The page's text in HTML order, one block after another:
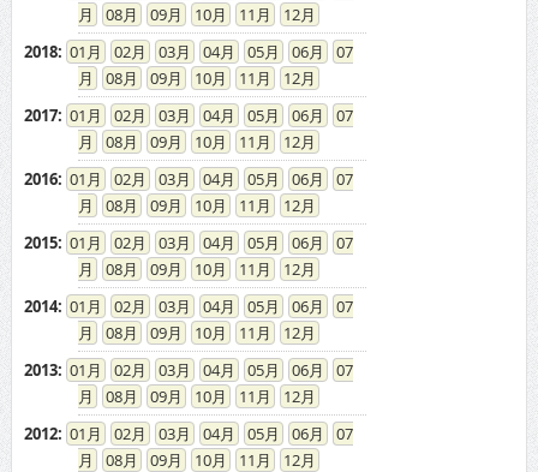
08
09 10 11
12
2018: 01 02 03 04 05 06
07
08
09 10 11
12
2017: 01 02 03 04 05 06
07
08
09 10 11
12
2016: 01 02 03 04 05 06
07
08
09 10 11
12
2015: 01 02 03 04 05 06
07
08
09 10 11
12
2014: 01 02 03 04 05 06
07
08
09 10 11
12
2013: 01 02 03 04 05 06
07
08
09 10 11
12
2012: 01 02 03 04 05 06
07
08
09 10 11
12